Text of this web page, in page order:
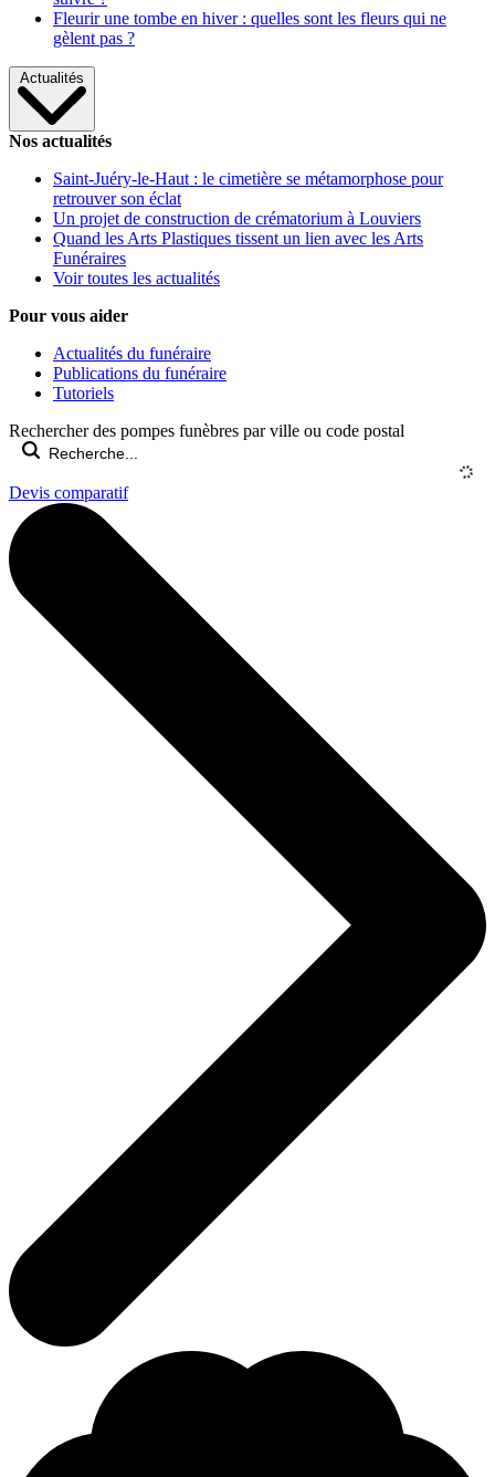
Fleurir une tombe en hiver : quelles sont les fleurs qui ne
gèlent pas ?
Actualités
Nos actualités
Saint-Juéry-le-Haut : le cimetière se métamorphose pour
retrouver son éclat
Un projet de construction de crématorium à Louviers
Quand les Arts Plastiques tissent un lien avec les Arts
Funéraires
Voir toutes les actualités
Pour vous aider
Actualités du funéraire
Publications du funéraire
Tutoriels
Rechercher des pompes funèbres par ville ou code postal
Devis comparatif